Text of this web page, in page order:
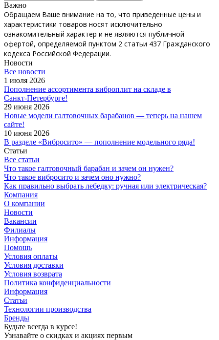
Важно
Обращаем Ваше внимание на то, что приведенные цены и
характеристики товаров носят исключительно
ознакомительный характер и не являются публичной
офертой, определяемой пунктом 2 статьи 437 Гражданского
кодекса Российской Федерации.
Новости
Все новости
1 июля 2026
Пополнение ассортимента виброплит на складе в
Санкт‑Петербурге!
29 июня 2026
Новые модели галтовочных барабанов — теперь на нашем
сайте!
10 июня 2026
В разделе «Вибросито» — пополнение модельного ряда!
Статьи
Все статьи
Что такое галтовочный барабан и зачем он нужен?
Что такое вибросито и зачем оно нужно?
Как правильно выбрать лебедку: ручная или электрическая?
Компания
О компании
Новости
Вакансии
Филиалы
Информация
Помощь
Условия оплаты
Условия доставки
Условия возврата
Политика конфиденциальности
Информация
Статьи
Технологии производства
Бренды
Будьте всегда в курсе!
Узнавайте о скидках и акциях первым